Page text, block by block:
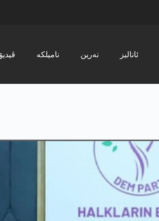
ڤیدیۆ نامیلکە نەرین ئانالیز